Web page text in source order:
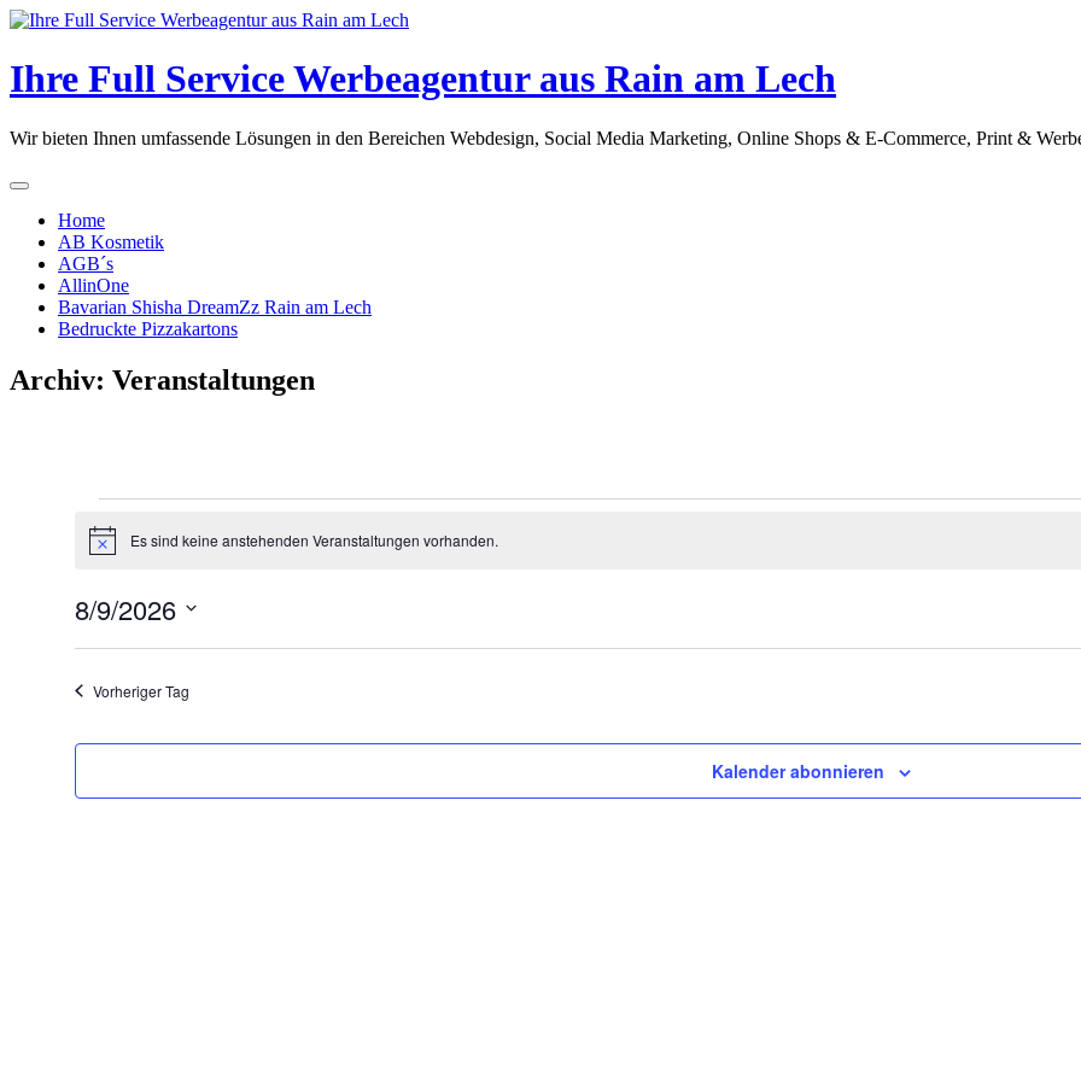
Skip
content
Ihre Full Service Werbeagentur aus Rain am Lech
Wir bieten Ihnen umfassende Lösungen in den Bereichen Webdesign, Social Media Marketing, Online Shops & E-Commerce, Print &
Home
AB Kosmetik
AGB´s
AllinOne
Bavarian Shisha DreamZz Rain am Lech
Bedruckte Pizzakartons
Archiv: Veranstaltungen
für
9,
2026
HinweisEs sind keine anstehenden Veranstaltungen vorhanden.
8/9/2026
Vorheriger Tag
Kalender abonnieren